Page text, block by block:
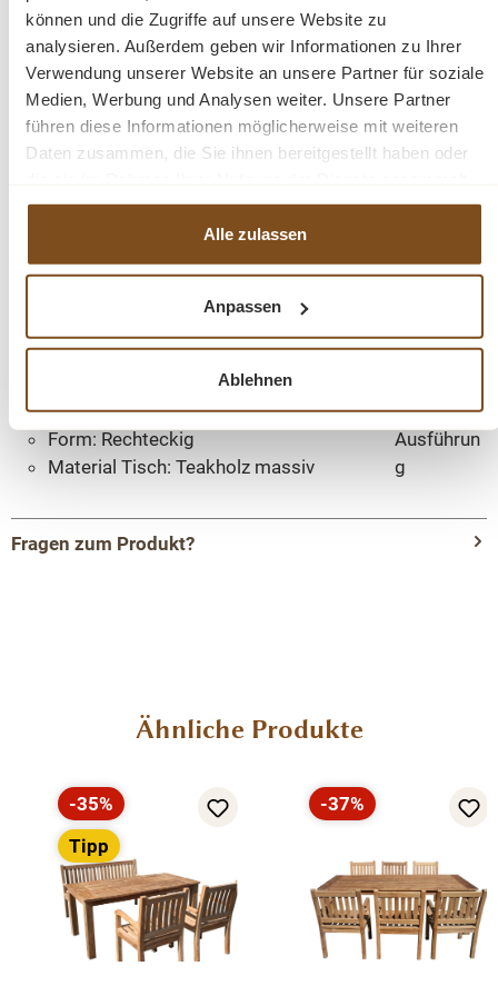
können und die Zugriffe auf unsere Website zu
analysieren. Außerdem geben wir Informationen zu Ihrer
Verwendung unserer Website an unsere Partner für soziale
Medien, Werbung und Analysen weiter. Unsere Partner
führen diese Informationen möglicherweise mit weiteren
Daten zusammen, die Sie ihnen bereitgestellt haben oder
haben.
Alle zulassen
Anpassen
Ablehnen
Genießen Sie entspannte Stunden in Ihrem Garten oder
auf Ihrer Terrasse mit Ihrem neuem Gartenmöbel-Set!
Eigenschaften:
51x46x46 cm
Material Bänke: Teakholz massiv
Sitzbreite: (ca.) 44 cm, Sitzhöhe:
Anzahl Sitzplätze: 4
Gartentisch: Länge: 140cm
Höhe:78 cm
Form: Rechteckig
Material Tisch: Teakholz massiv
Verarbeitu
bequeme
massive
Ausführun
g
Fragen zum Produkt?
Unsere Garten Set Benagil zum Spitzenpreis -
4 Stühle "Jever" (stapelbar)
Ein leckeres Dinner mit Freunden oder ein Brunch mit der
Familie, mit diesem Gartenmöbelset wird jede Mahlzeit
im Freien zu einem kulinarischen und komfortablen
Vergnügen! Erstklassiges, recyceltes Premium-Teakholz
wurde für unsere Gartenmöbel verwendet, liebevoll
Produktgalerie überspringen
Ähnliche Produkte
Rabatt
-35%
Tipp
Rabatt
-37%